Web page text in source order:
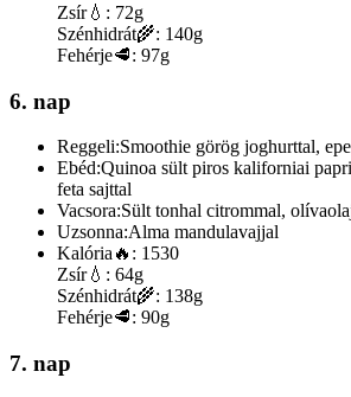
Zsír💧: 72g
Szénhidrát🌾: 140g
Fehérje🥩: 97g
6. nap
Reggeli:Smoothie görög joghurttal,
Ebéd:Quinoa sült piros kaliforniai
feta sajttal
Vacsora:Sült tonhal citrommal,
Uzsonna:Alma mandulavajjal
Kalória🔥: 1530
Zsír💧: 64g
Szénhidrát🌾: 138g
Fehérje🥩: 90g
7. nap